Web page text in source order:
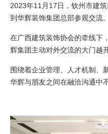
2023年11月17日，钦州市建
到华辉装饰集团总部参观交流。
在广西建筑装饰协会的牵线下
辉集团主动对外交流的大门越
围绕着企业管理、人才机制、
华辉与朋友之间在融洽沟通中